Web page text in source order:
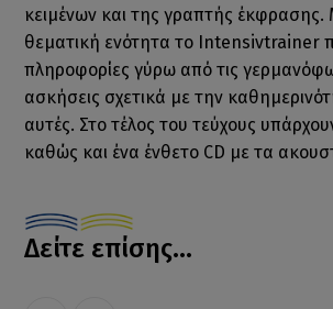
κειμένων και της γραπτής
θεματική ενότητα το Intensivtrainer
πληροφορίες γύρω από τις
ασκήσεις σχετικά με την
αυτές. Στο τέλος του τεύχους
καθώς και ένα ένθετο CD με τα
Δείτε επίσης...